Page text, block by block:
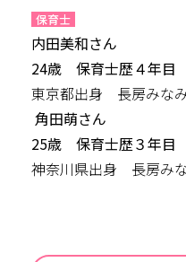
保育士
内田美和さん
24歳 保育士歴４年目
東京都出身 長房みな
角田萌さん
25歳 保育士歴３年目
神奈川県出身 長房み